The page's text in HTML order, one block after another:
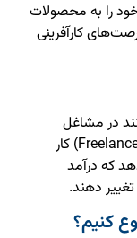
خود را به محصولات
کارآفرینی
در مشاغل
مختلفی فعالیت کنند و حتی به صورت آزاد (Freelance) کار
که درآمد
دهند.
کنیم؟